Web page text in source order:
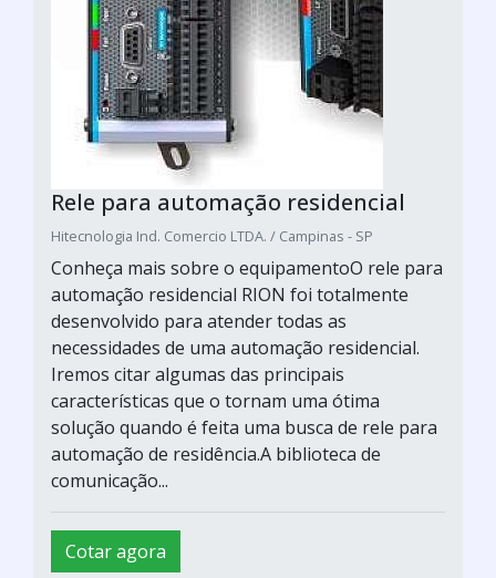
Rele para automação residencial
Hitecnologia Ind. Comercio LTDA. / Campinas - SP
Conheça mais sobre o equipamentoO rele para
automação residencial RION foi totalmente
desenvolvido para atender todas as
necessidades de uma automação residencial.
Iremos citar algumas das principais
características que o tornam uma ótima
solução quando é feita uma busca de rele para
automação de residência.A biblioteca de
comunicação...
Cotar agora